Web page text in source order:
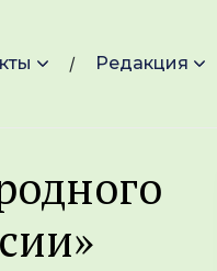
Редакция